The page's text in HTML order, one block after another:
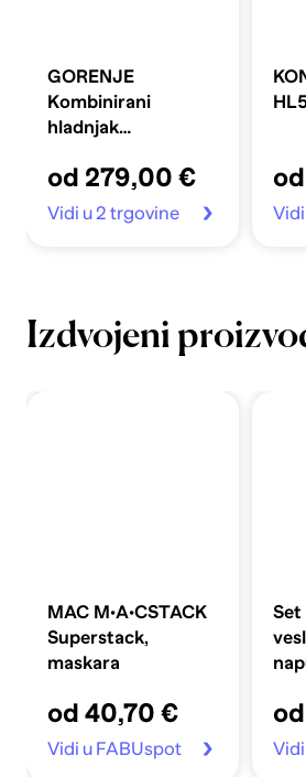
GORENJE
Kombinirani
hladnjak
od 279,00 €
Vidi u 2 trgovine
Izdvojeni
MAC M·A·CSTACK
Superstack,
maskara
od 40,70 €
Vidi u FABUspot
Set